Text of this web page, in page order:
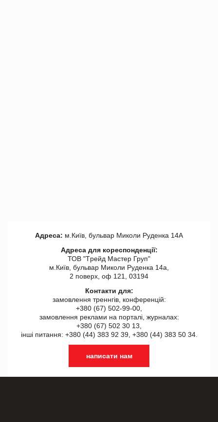
Адреса: м.Київ, бульвар Миколи Руденка 14А
Адреса для кореспонденції:
ТОВ "Tрейд Мастер Груп"
м.Київ, бульвар Миколи Руденка 14а,
2 поверх, оф 121, 03194
Контакти для:
замовлення треннгів, конференцій:
+380 (67) 502-99-00,
замовлення реклами на порталі, журналах:
+380 (67) 502 30 13,
інші питання: +380 (44) 383 92 39, +380 (44) 383 50 34.
написати нам